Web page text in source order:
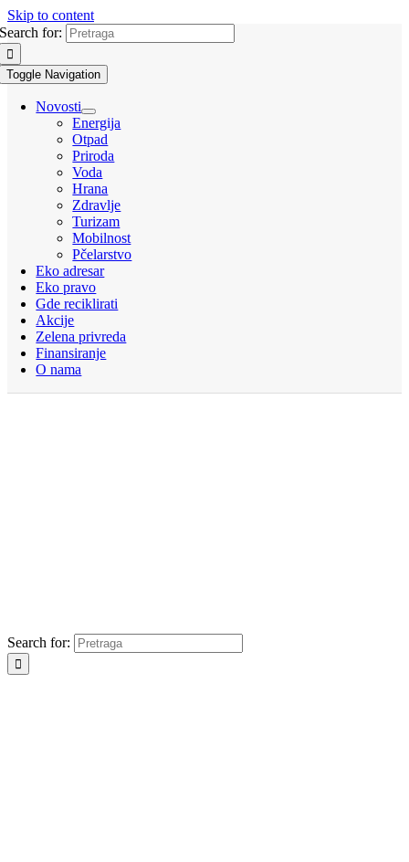
Skip to content
Search for:
Toggle Navigation
Novosti
Energija
Otpad
Priroda
Voda
Hrana
Zdravlje
Turizam
Mobilnost
Pčelarstvo
Eko adresar
Eko pravo
Gde reciklirati
Akcije
Zelena privreda
Finansiranje
O nama
Search for: